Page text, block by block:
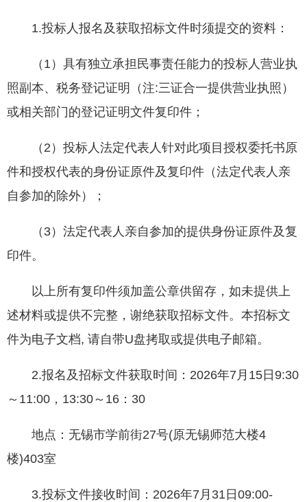
1.投标人报名及获取招标文件时须提交的资料：
（1）具有独立承担民事责任能力的投标人营业执
照副本、税务登记证明（注:三证合一提供营业执照）
或相关部门的登记证明文件复印件；
（2）投标人法定代表人针对此项目授权委托书原
件和授权代表的身份证原件及复印件（法定代表人亲
自参加的除外）；
（3）法定代表人亲自参加的提供身份证原件及复
印件。
以上所有复印件须加盖公章供留存，如未提供上
述材料或提供不完整，谢绝获取招标文件。本招标文
件为电子文档, 请自带U盘拷取或提供电子邮箱。
2.报名及招标文件获取时间：2026年7月15日9:30
～11:00，13:30～16：30
地点：无锡市学前街27号(原无锡师范大楼4
楼)403室
3.投标文件接收时间：2026年7月31日09:00-